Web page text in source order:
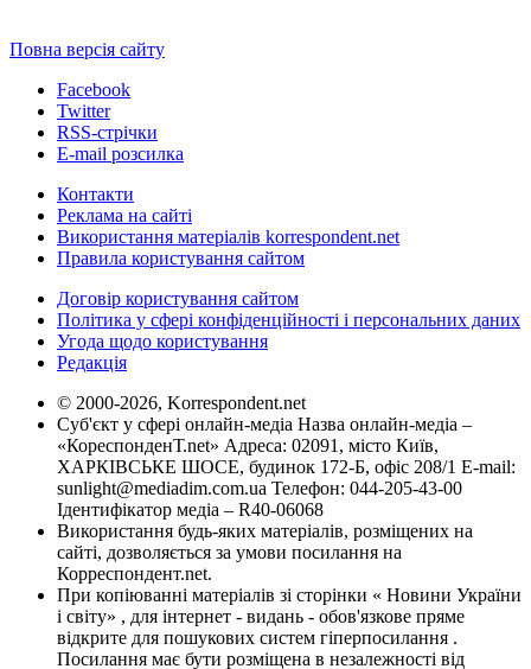
Повна версія сайту
Facebook
Twitter
RSS-стрічки
E-mail розсилка
Контакти
Реклама на сайті
Використання матеріалів korrespondent.net
Правила користування сайтом
Договір користування сайтом
Політика у сфері конфіденційності і персональних даних
Угода щодо користування
Редакція
© 2000-2026, Korrespondent.net
Суб'єкт у сфері онлайн-медіа Назва онлайн-медіа –
«КореспонденТ.net» Адреса: 02091, місто Київ,
ХАРКІВСЬКЕ ШОСЕ, будинок 172-Б, офіс 208/1 E-mail:
sunlight@mediadim.com.ua Телефон: 044-205-43-00
Ідентифікатор медіа – R40-06068
Використання будь-яких матеріалів, розміщених на
сайті, дозволяється за умови посилання на
Корреспондент.net.
При копіюванні матеріалів зі сторінки « Новини України
і світу» , для інтернет - видань - обов'язкове пряме
відкрите для пошукових систем гіперпосилання .
Посилання має бути розміщена в незалежності від